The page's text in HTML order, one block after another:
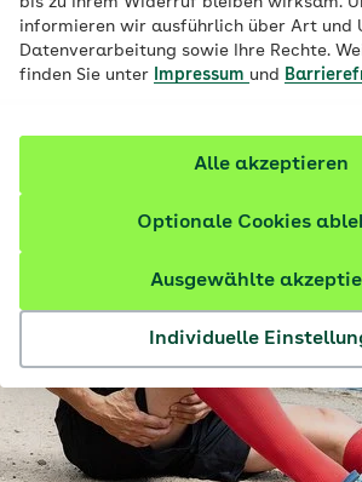
informieren wir ausführlich über Art und
Datenverarbeitung sowie Ihre Rechte.
finden Sie unter
Impressum und
Individuelle
Ausgewählte
Optionale Cookies
Alle akzeptieren
Fachlich geprüft